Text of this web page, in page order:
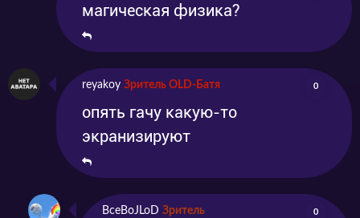
магическая физика?
reyakoy Зритель OLD-Батя 0
опять гачу какую-то
экранизируют
BceBoJLoD Зритель
0